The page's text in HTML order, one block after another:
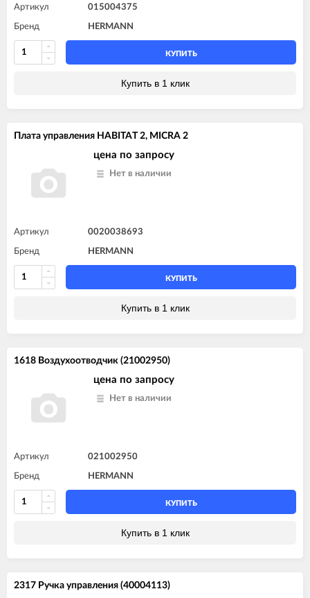
Артикул 015004375
Бренд HERMANN
КУПИТЬ
Купить в 1 клик
Плата управления HABITAT 2, MICRA 2
цена по запросу
Нет в наличии
Артикул 0020038693
Бренд HERMANN
КУПИТЬ
Купить в 1 клик
1618 Воздухоотводчик (21002950)
цена по запросу
Нет в наличии
Артикул 021002950
Бренд HERMANN
КУПИТЬ
Купить в 1 клик
2317 Ручка управления (40004113)